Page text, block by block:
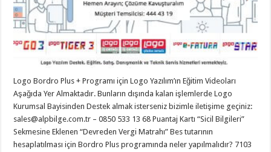
Logo Bordro Plus + Programı için Logo Yazılım’ın Eğitim Videoları
Aşağıda Yer Almaktadır. Bunların dışında kalan işlemlerde Logo
Kurumsal Bayisinden Destek almak isterseniz bizimle iletişime geçiniz:
sales@alpbilge.com.tr – 0850 533 13 68 Puantaj Kartı “Sicil Bilgileri”
Sekmesine Eklenen “Devreden Vergi Matrahı” Bes tutarının
hesaplatılması için Bordro Plus programında neler yapılmalıdır? 7103